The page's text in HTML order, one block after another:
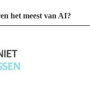
het meest van AI?